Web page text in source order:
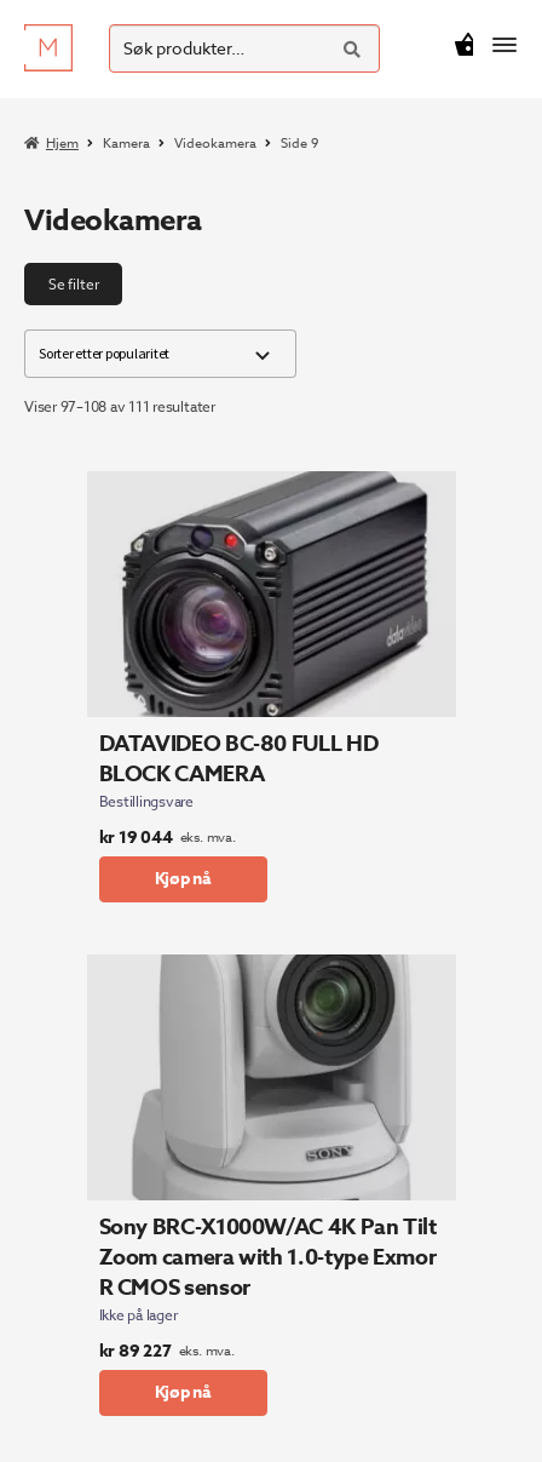
Hopp
til
Hopp
til
Søk
etter:
SØK
kr0
Hjem Kamera Videokamera Side 9
Videokamera
Se filter
Viser 97–108 av 111 resultaterSortert
DATAVIDEO BC-80 FULL HD
BLOCK CAMERA
Bestillingsvare
kr19 044 eks. mva.
Kjøp nå
Sony BRC-X1000W/AC 4K Pan Tilt
Zoom camera with 1.0-type Exmor
R CMOS sensor
Ikke på lager
kr89 227 eks. mva.
Kjøp nå